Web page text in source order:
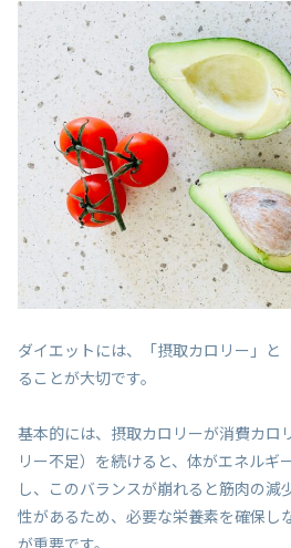
ダイエットには、「摂取カロリー」と
ることが大切です。
基本的には、摂取カロリーが消費カロ
リー不足）を続けると、体がエネルギ
し、このバランスが崩れると筋肉の減
性があるため、必要な栄養素を確保し
が重要です。